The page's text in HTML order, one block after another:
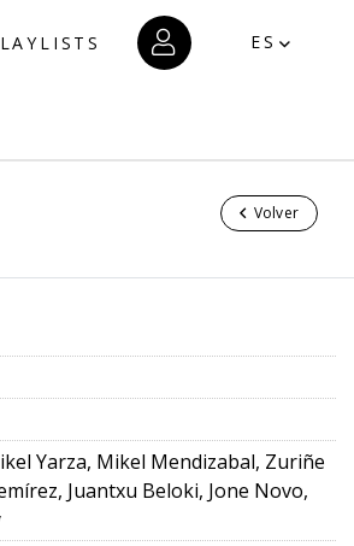
ES
Volver
Yarza, Mikel Mendizabal, Zuriñe
Juantxu Beloki, Jone Novo,